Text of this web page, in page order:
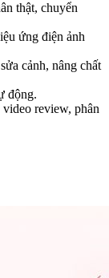
thật, chuyển
ứng điện ảnh
cảnh, nâng chất
động.
review, phân